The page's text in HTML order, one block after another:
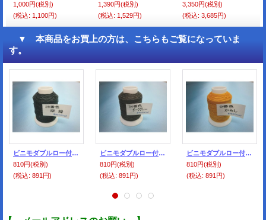
1,000円(税別)
(税込: 1,100円)
1,390円(税別)
(税込: 1,529円)
3,350円(税別)
(税込: 3,685円)
▼ 本商品をお買上の方は、こちらもご覧になっていま
す。
ビニモダブルロー付け ０番手 28番色・深緑
810円(税別)
(税込: 891円)
ビニモダブルロー付け ０番手 34番色・ダークグレー
810円(税別)
(税込: 891円)
ビニモダブルロー付け ０番手 9番色・からし
810円(税別)
(税込: 891円)